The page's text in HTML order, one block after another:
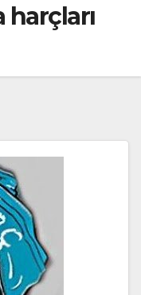
harçları